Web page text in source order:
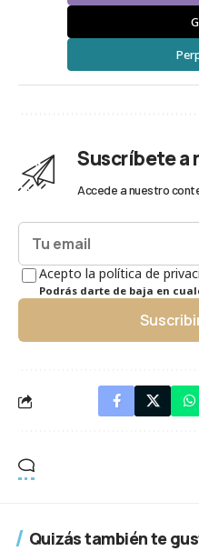
Suscríbete a
Accede a nuestro
Acepto la política de
Podrás darte de baja en
Quizás también te